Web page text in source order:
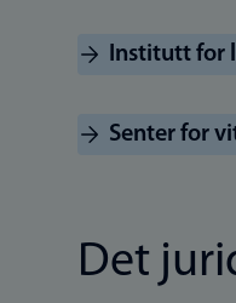
Institutt for
Senter for
Det